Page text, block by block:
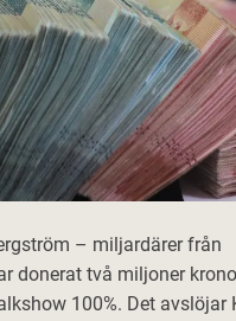
– miljardärer från
donerat två miljoner
100%. Det avslöjar